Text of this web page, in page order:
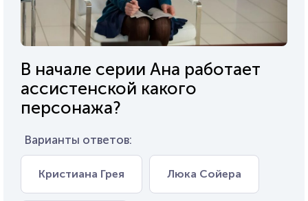
В начале серии Ана работает
ассистенской какого
персонажа?
Варианты ответов:
Кристиана Грея Люка Сойера